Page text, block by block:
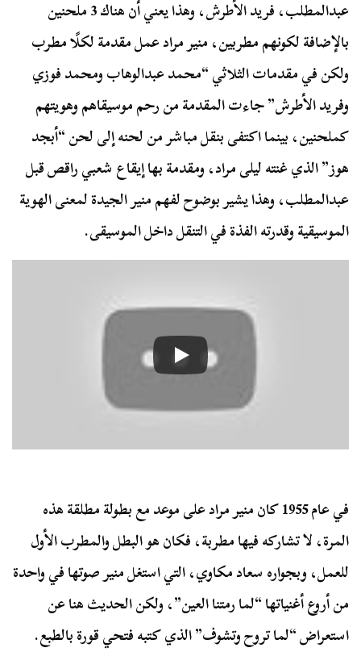
عبدالمطلب، فريد الأطرش، وهذا يعني أن هناك 3 ملحنين
بالإضافة لكونهم مطربين، منير مراد عمل مقدمة لكلًا مطرب
ولكن في مقدمات الثلاثي “محمد عبدالوهاب ومحمد فوزي
وفريد الأطرش” جاءت المقدمة من رحم موسيقاهم وهويتهم
كملحنين، بينما اكتفى بنقل مباشر من لحنه إلى لحن “أبجد
هوز” الذي غنته ليلى مراد، ومقدمة بها إيقاع شعبي راقص قبل
عبدالمطلب، وهذا يشير بوضوح لفهم منير الجيدة لمعنى الهوية
الموسيقية وقدرته الفذة في التنقل داخل الموسيقى.
في عام 1955 كان منير مراد على موعد مع بطولة مطلقة هذه
المرة، لا تشاركه فيها مطربة، فكان هو البطل والمطرب الأول
للعمل، وبجواره سعاد مكاوي، التي استغل منير صوتها في واحدة
من أروع أغنياتها “لما رمتنا العين”، ولكن الحديث هنا عن
استعراض “لما تروح وتشوف” الذي كتبه فتحي قورة بالطبع.